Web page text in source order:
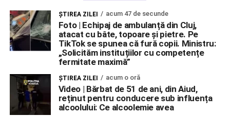
ŞTIREA ZILEI acum 47 de secunde
Foto | Echipaj de ambulanță din Cluj,
atacat cu bâte, topoare și pietre. Pe
TikTok se spunea că fură copii. Ministru:
„Solicităm instituțiilor cu competențe
fermitate maximă”
ŞTIREA ZILEI acum o oră
Video | Bărbat de 51 de ani, din Aiud,
reținut pentru conducere sub influența
alcoolului: Ce alcoolemie avea